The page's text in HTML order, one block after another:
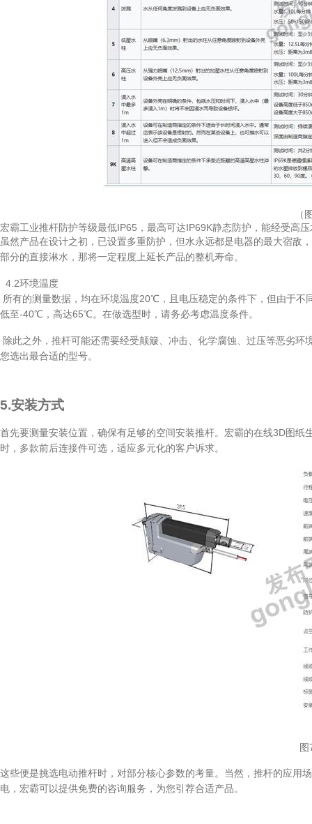
（
宏霸工业推杆防护等级最低IP65，最高可达IP69K静态防护，能经受高
虽然产品在设计之初，已设置多重防护，但水永远都是电器的最大宿敌
部分的直接淋水，那将一定程度上延长产品的整机寿命。
4.2环境温度
所有的测量数据，均在环境温度20℃，且电压稳定的条件下，但由于
低至-40℃，高达65℃。在做选型时，请务必考虑温度条件。
除此之外，推杆可能还需要经受颠簸、冲击、化学腐蚀、过压等恶劣
您选出最合适的型号。
5.安装方式
首先要测量安装位置，确保有足够的空间安装推杆。宏霸的在线3D图
时，多款前后连接件可选，适应多元化的客户诉求。
图
这些便是挑选电动推杆时，对部分核心参数的考量。当然，推杆的应用
电，宏霸可以提供免费的咨询服务，为您引荐合适产品。